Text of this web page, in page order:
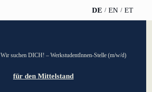
DE EN ET
Wir suchen DICH! – WerkstudentInnen-Stelle (m/w/d)
für den Mittelstand